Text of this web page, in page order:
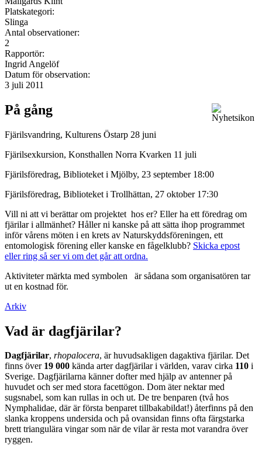
Platskategori:
Slinga
Antal observationer:
2
Rapportör:
Ingrid Angelöf
Datum för observation:
3 juli 2011
På gång
Fjärilsvandring, Kulturens Östarp 28 juni
Fjärilsexkursion, Konsthallen Norra Kvarken 11 juli
Fjärilsföredrag, Biblioteket i Mjölby, 23 september 18:00
Fjärilsföredrag, Biblioteket i Trollhättan, 27 oktober 17:30
Vill ni att vi berättar om projektet hos er? Eller ha ett föredrag om
fjärilar i allmänhet? Håller ni kanske på att sätta ihop programmet
inför vårens möten i en krets av Naturskyddsföreningen, ett
entomologisk förening eller kanske en fågelklubb? Skicka epost
eller ring så ser vi om det går att ordna.
Aktiviteter märkta med symbolen
är sådana som organisatören tar
ut en kostnad för.
Arkiv
Vad är dagfjärilar?
Dagfjärilar, rhopalocera, är huvudsakligen dagaktiva fjärilar. Det
finns över 19 000 kända arter dagfjärilar i världen, varav cirka 110 i
Sverige. Dagfjärilarna känner dofter med hjälp av antenner på
huvudet och ser med stora facettögon. Dom äter nektar med
sugsnabel, som kan rullas in och ut. De tre benparen (två hos
Nymphalidae, där är första benparet tillbakabildat!) återfinns på den
slanka kroppens undersida och på ovansidan finns ofta färgstarka
brett triangulära vingar som när de vilar är resta mot varandra över
ryggen.